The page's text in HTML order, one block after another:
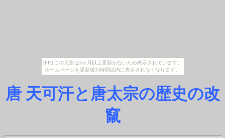
[PR] この広告は3ヶ月以上更新がないため表示されています。
ホームページを更新後24時間以内に表示されなくなります。
唐 天可汗と唐太宗の歴史の改
竄